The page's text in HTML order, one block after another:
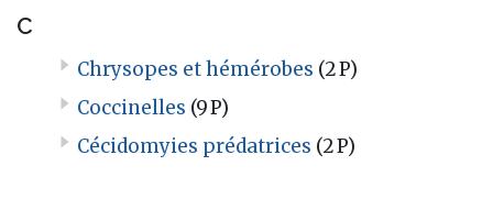
C
Chrysopes et hémérobes (2 P)
Coccinelles (9 P)
Cécidomyies prédatrices (2 P)